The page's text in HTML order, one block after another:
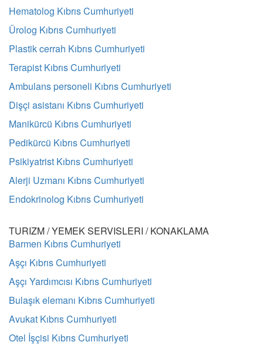
Hematolog Kıbrıs Cumhuriyeti
Ürolog Kıbrıs Cumhuriyeti
Plastik cerrah Kıbrıs Cumhuriyeti
Terapist Kıbrıs Cumhuriyeti
Ambulans personeli Kıbrıs Cumhuriyeti
Dişçi asistanı Kıbrıs Cumhuriyeti
Manikürcü Kıbrıs Cumhuriyeti
Pedikürcü Kıbrıs Cumhuriyeti
Psikiyatrist Kıbrıs Cumhuriyeti
Alerji Uzmanı Kıbrıs Cumhuriyeti
Endokrinolog Kıbrıs Cumhuriyeti
TURIZM / YEMEK SERVISLERI / KONAKLAMA
Barmen Kıbrıs Cumhuriyeti
Aşçı Kıbrıs Cumhuriyeti
Aşçı Yardımcısı Kıbrıs Cumhuriyeti
Bulaşık elemanı Kıbrıs Cumhuriyeti
Avukat Kıbrıs Cumhuriyeti
Otel İşçisi Kıbrıs Cumhuriyeti